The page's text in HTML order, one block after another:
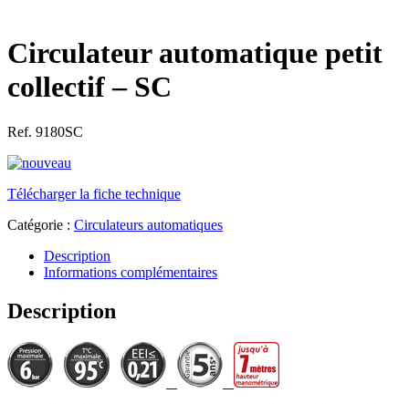
Circulateur automatique petit
collectif – SC
Ref. 9180SC
Télécharger la fiche technique
Catégorie : Circulateurs automatiques
Description
Informations complémentaires
Description